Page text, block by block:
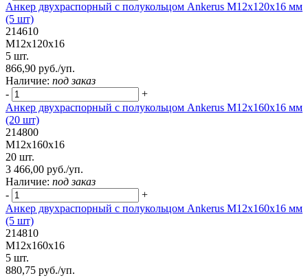
Анкер двухраспорный с полукольцом Ankerus М12х120х16 мм
(5 шт)
214610
М12х120х16
5 шт.
866,90 руб./уп.
Наличие: под заказ
-
+
Анкер двухраспорный с полукольцом Ankerus М12х160х16 мм
(20 шт)
214800
М12х160х16
20 шт.
3 466,00 руб./уп.
Наличие: под заказ
-
+
Анкер двухраспорный с полукольцом Ankerus М12х160х16 мм
(5 шт)
214810
М12х160х16
5 шт.
880,75 руб./уп.